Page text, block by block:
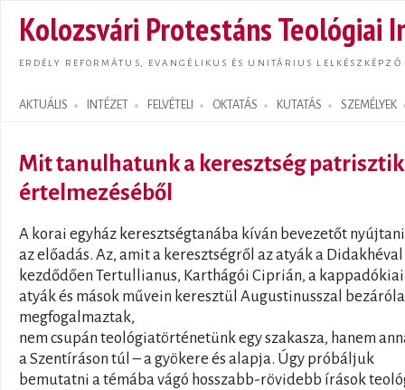
Kolozsvári Protestáns Teológiai
ERDÉLY REFORMÁTUS, EVANGÉLIKUS ÉS UNITÁRIUS LELKÉSZKÉPZŐ
AKTUÁLIS INTÉZET FELVÉTELI OKTATÁS KUTATÁS SZEMÉLYEK
Search form
Mit tanulhatunk a keresztség
értelmezéséből
A korai egyház keresztségtanába kíván bevezetőt
az előadás. Az, amit a keresztségről az atyák a Didakhéval
kezdődően Tertullianus, Karthágói Ciprián, a kappadókiai
atyák és mások művein keresztül Augustinusszal
megfogalmaztak,
nem csupán teológiatörténetünk egy szakasza, hanem
a Szentíráson túl – a gyökere és alapja. Úgy próbáljuk
bemutatni a témába vágó hosszabb-rövidebb írások